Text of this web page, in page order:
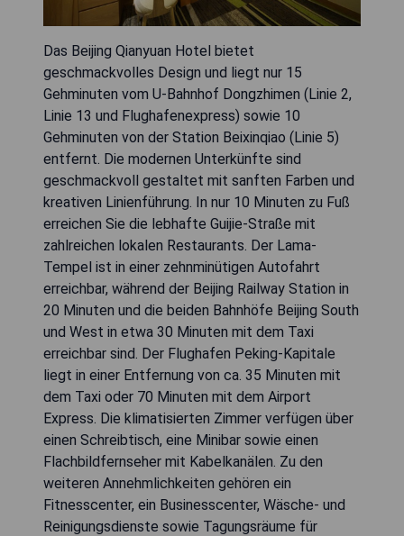
Das Beijing Qianyuan Hotel bietet
geschmackvolles Design und liegt nur 15
Gehminuten vom U-Bahnhof Dongzhimen (Linie 2,
Linie 13 und Flughafenexpress) sowie 10
Gehminuten von der Station Beixinqiao (Linie 5)
entfernt. Die modernen Unterkünfte sind
geschmackvoll gestaltet mit sanften Farben und
kreativen Linienführung. In nur 10 Minuten zu Fuß
erreichen Sie die lebhafte Guijie-Straße mit
zahlreichen lokalen Restaurants. Der Lama-
Tempel ist in einer zehnminütigen Autofahrt
erreichbar, während der Beijing Railway Station in
20 Minuten und die beiden Bahnhöfe Beijing South
und West in etwa 30 Minuten mit dem Taxi
erreichbar sind. Der Flughafen Peking-Kapitale
liegt in einer Entfernung von ca. 35 Minuten mit
dem Taxi oder 70 Minuten mit dem Airport
Express. Die klimatisierten Zimmer verfügen über
einen Schreibtisch, eine Minibar sowie einen
Flachbildfernseher mit Kabelkanälen. Zu den
weiteren Annehmlichkeiten gehören ein
Fitnesscenter, ein Businesscenter, Wäsche- und
Reinigungsdienste sowie Tagungsräume für